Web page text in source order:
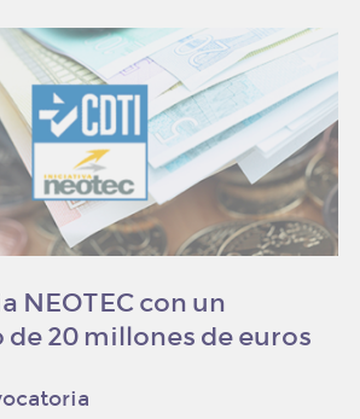
NEOTEC con un
20 millones de euros